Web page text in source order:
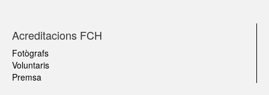
Acreditacions FCH
Fotògrafs
Voluntaris
Premsa